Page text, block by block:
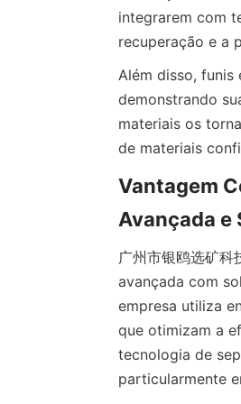
integrarem com
recuperação e a
Além disso, funis
demonstrando
materiais os
de materiais
Vantagem
Avançada e
广州市银鸥选矿
avançada com
empresa utiliza
que otimizam a
tecnologia de
particularmente